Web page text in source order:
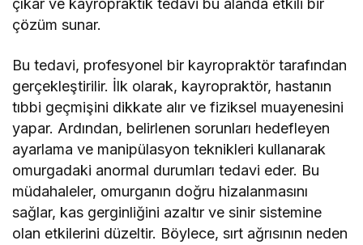
çıkar ve kayropraktik tedavi bu alanda etkili bir
çözüm sunar.
Bu tedavi, profesyonel bir kayropraktör tarafından
gerçekleştirilir. İlk olarak, kayropraktör, hastanın
tıbbi geçmişini dikkate alır ve fiziksel muayenesini
yapar. Ardından, belirlenen sorunları hedefleyen
ayarlama ve manipülasyon teknikleri kullanarak
omurgadaki anormal durumları tedavi eder. Bu
müdahaleler, omurganın doğru hizalanmasını
sağlar, kas gerginliğini azaltır ve sinir sistemine
olan etkilerini düzeltir. Böylece, sırt ağrısının neden